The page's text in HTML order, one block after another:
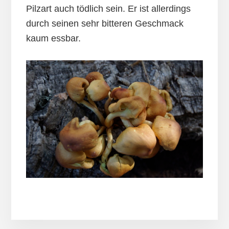
Pilzart auch tödlich sein. Er ist allerdings
durch seinen sehr bitteren Geschmack
kaum essbar.